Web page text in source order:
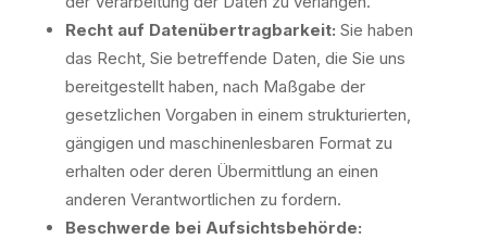
Recht auf Datenübertragbarkeit: Sie haben
das Recht, Sie betreffende Daten, die Sie uns
bereitgestellt haben, nach Maßgabe der
gesetzlichen Vorgaben in einem strukturierten,
gängigen und maschinenlesbaren Format zu
erhalten oder deren Übermittlung an einen
anderen Verantwortlichen zu fordern.
Beschwerde bei Aufsichtsbehörde: